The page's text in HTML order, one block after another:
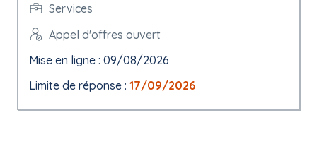
Services
Appel d'offres ouvert
Mise en ligne : 09/08/2026
Limite de réponse : 17/09/2026